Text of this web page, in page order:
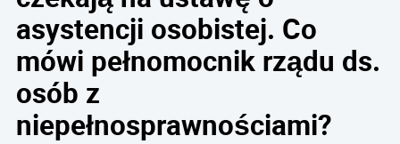
asystencji osobistej. Co
mówi pełnomocnik rządu ds.
osób z
niepełnosprawnościami?